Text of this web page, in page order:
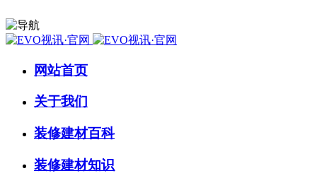
网站首页
关于我们
装修建材百科
装修建材知识